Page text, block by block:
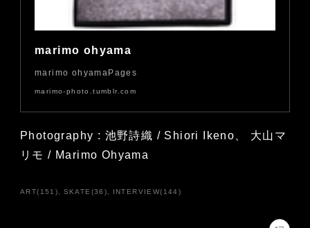
marimo ohyama
marimo ohyamaPages
marimo-photo.tumblr.com
Photography : 池野詩織 / Shiori Ikeno、 大山マ
リモ / Marimo Ohyama
ART( 151 ) SKATE (36 ) INTERVIEW( 144 )